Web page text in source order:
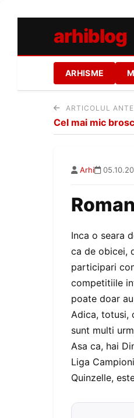
arhiblog
ARHISME
ARTICOLUL
Cel mai mic
Arhi
Inca o seara
ca de obicei,
participari
competitiile
poate doar
Adica, totusi,
sunt multi
Asa ca, hai
Liga
Quinzelle,